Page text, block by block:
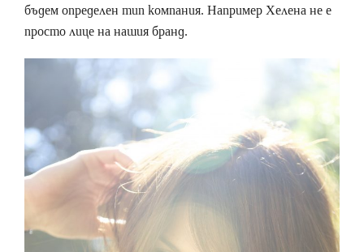
бъдем определен тип компания. Например Хелена не е
просто лице на нашия бранд.